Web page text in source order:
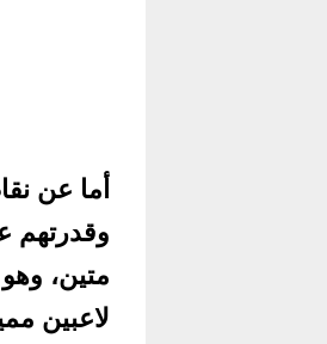
أما عن
وقدرتهم
متين،
لاعبين